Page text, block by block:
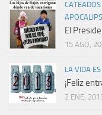
El
15 AGO,
LA VIDA
¡Feliz
2 ENE,